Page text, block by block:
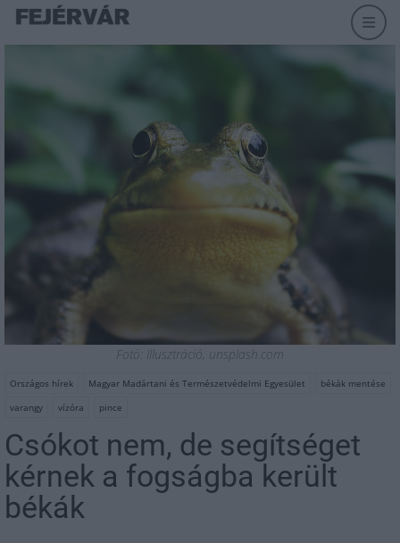
Fotó: Illusztráció, unsplash.com
Országos hírek Magyar Madártani és Természetvédelmi Egyesület
békák mentése
varangy
vízóra pince
Csókot nem, de segítséget
kérnek a fogságba került
békák